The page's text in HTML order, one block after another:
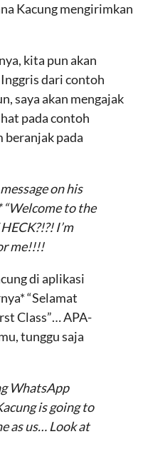
Kacung mengirimkan
kita pun akan
dari contoh
saya akan mengajak
pada contoh
beranjak pada
on his
“Welcome to the
I’m
me!!!!
di aplikasi
“Selamat
Class”… APA-
tunggu saja
WhatsApp
is going to
as us… Look at